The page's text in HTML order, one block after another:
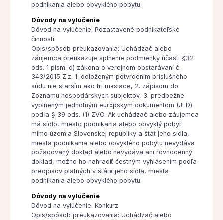
podnikania alebo obvyklého pobytu.
Dôvody na vylúčenie
Dôvod na vylúčenie: Pozastavené podnikateľské
činnosti
Opis/spôsob preukazovania: Uchádzač alebo
záujemca preukazuje splnenie podmienky účasti §32
ods. 1 písm. d) zákona o verejnom obstarávaní č.
343/2015 Z.z. 1. doloženým potvrdením príslušného
súdu nie starším ako tri mesiace, 2. zápisom do
Zoznamu hospodárskych subjektov, 3. predbežne
vyplneným jednotným európskym dokumentom (JED)
podľa § 39 ods. (1) ZVO. Ak uchádzač alebo záujemca
má sídlo, miesto podnikania alebo obvyklý pobyt
mimo územia Slovenskej republiky a štát jeho sídla,
miesta podnikania alebo obvyklého pobytu nevydáva
požadovaný doklad alebo nevydáva ani rovnocenný
doklad, možno ho nahradiť čestným vyhlásením podľa
predpisov platných v štáte jeho sídla, miesta
podnikania alebo obvyklého pobytu.
Dôvody na vylúčenie
Dôvod na vylúčenie: Konkurz
Opis/spôsob preukazovania: Uchádzač alebo